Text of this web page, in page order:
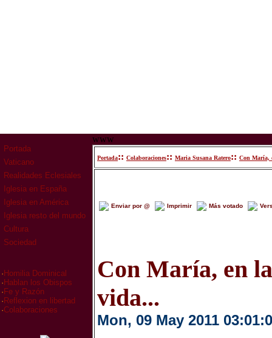
Portada
Vaticano
Realidades Eclesiales
Iglesia en España
Iglesia en América
Iglesia resto del mundo
Cultura
Sociedad
· Homilia Dominical
· Hablan los Obispos
· Fe y Razón
· Reflexion en libertad
·Colaboraciones
www
Portada:: Colaboraciones:: Maria Susana Ratero:: Con María,
Enviar por @ Imprimir Más votado
Con María, en
vida...
Mon, 09 May 2011